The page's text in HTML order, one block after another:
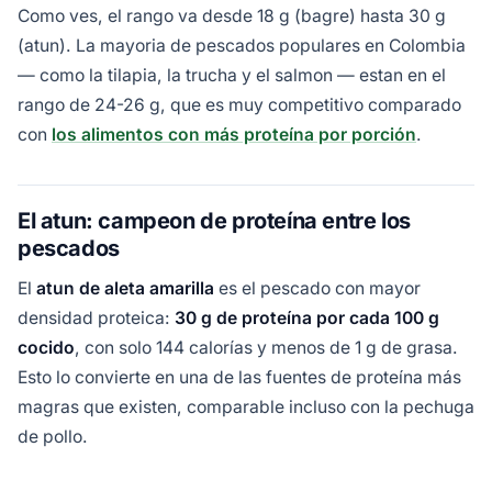
Como ves, el rango va desde 18 g (bagre) hasta 30 g
(atun). La mayoria de pescados populares en Colombia
— como la tilapia, la trucha y el salmon — estan en el
rango de 24-26 g, que es muy competitivo comparado
con los alimentos con más proteína por porción.
El atun: campeon de proteína entre los
pescados
El atun de aleta amarilla es el pescado con mayor
densidad proteica: 30 g de proteína por cada 100 g
cocido, con solo 144 calorías y menos de 1 g de grasa.
Esto lo convierte en una de las fuentes de proteína más
magras que existen, comparable incluso con la pechuga
de pollo.